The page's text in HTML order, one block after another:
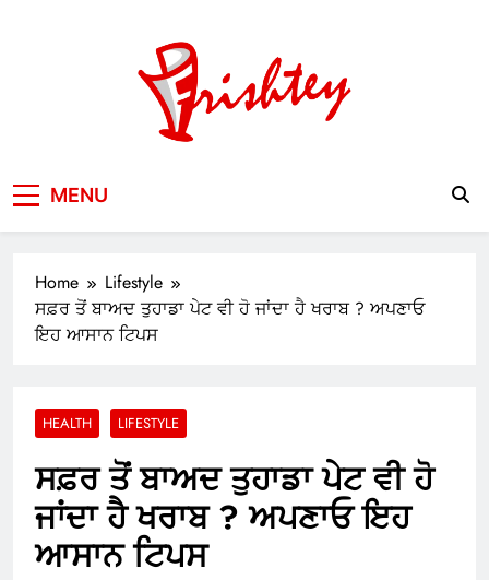
MENU
Home
Lifestyle
ਸਫ਼ਰ ਤੋਂ ਬਾਅਦ ਤੁਹਾਡਾ ਪੇਟ ਵੀ ਹੋ ਜਾਂਦਾ ਹੈ ਖਰਾਬ ? ਅਪਣਾਓ
ਇਹ ਆਸਾਨ ਟਿਪਸ
HEALTH LIFESTYLE
ਸਫ਼ਰ ਤੋਂ ਬਾਅਦ ਤੁਹਾਡਾ ਪੇਟ ਵੀ ਹੋ
ਜਾਂਦਾ ਹੈ ਖਰਾਬ ? ਅਪਣਾਓ ਇਹ
ਆਸਾਨ ਟਿਪਸ